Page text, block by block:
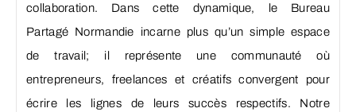
collaboration. Dans cette dynamique, le Bureau
Partagé Normandie incarne plus qu’un simple espace
de travail; il représente une communauté où
entrepreneurs, freelances et créatifs convergent pour
écrire les lignes de leurs succès respectifs. Notre